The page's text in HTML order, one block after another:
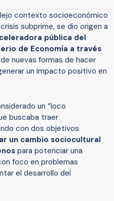
contexto socioeconómico
subprime, se dio origen a
pública del
de Economía a través
nuevas formas de hacer
un impacto positivo en
un “loco
buscaba traer
con dos objetivos
un cambio sociocultural
para potenciar una
foco en problemas
el desarrollo del